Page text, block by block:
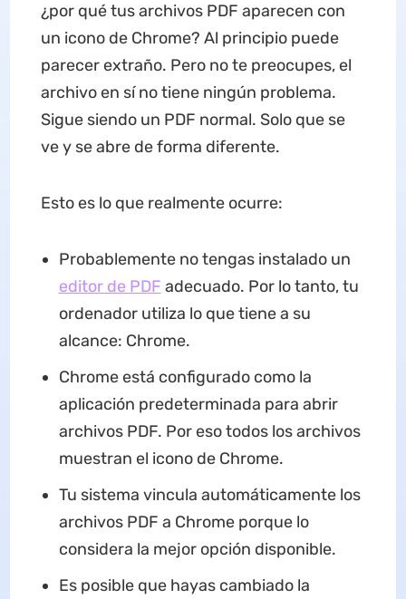
¿por qué tus archivos PDF aparecen con
un icono de Chrome? Al principio puede
parecer extraño. Pero no te preocupes, el
archivo en sí no tiene ningún problema.
Sigue siendo un PDF normal. Solo que se
ve y se abre de forma diferente.
Esto es lo que realmente ocurre:
Probablemente no tengas instalado un
editor de PDF adecuado. Por lo tanto, tu
ordenador utiliza lo que tiene a su
alcance: Chrome.
Chrome está configurado como la
aplicación predeterminada para abrir
archivos PDF. Por eso todos los archivos
muestran el icono de Chrome.
Tu sistema vincula automáticamente los
archivos PDF a Chrome porque lo
considera la mejor opción disponible.
Es posible que hayas cambiado la